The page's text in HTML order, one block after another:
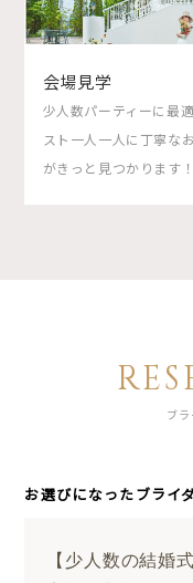
会場見学
少人数パーティーに最
スト一人一人に丁寧な
がきっと見つかります！
ブ
お選びになったブライ
【少人数の結婚